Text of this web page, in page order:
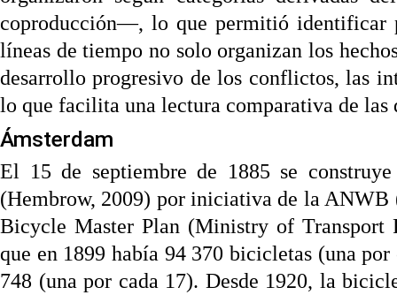
coproducción—, lo que permitió identificar
líneas de tiempo no solo organizan los
desarrollo progresivo de los conflictos, las
lo que facilita una lectura comparativa de las
Ámsterdam
El 15 de septiembre de 1885 se
(Hembrow, 2009) por iniciativa de la
Bicycle Master Plan (Ministry of Transport
que en 1899 había 94 370 bicicletas (una
748 (una por cada 17). Desde 1920, la